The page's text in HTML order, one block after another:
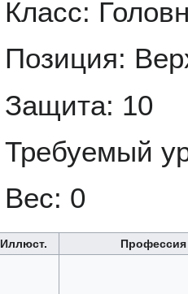
Класс:
Позиция:
Защита: 10
Требуемый
Вес: 0
Иллюст. Профессия